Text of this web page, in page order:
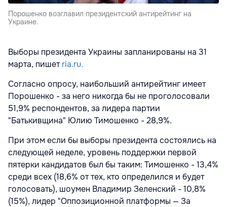
Порошенко возглавил президентский антирейтинг на
Украине.
Выборы президента Украины запланированы на 31
марта, пишетria.ru.
Согласно опросу, наибольший антирейтинг имеет
Порошенко - за него никогда бы не проголосовали
51,9% респондентов, за лидера партии
"Батькивщина" Юлию Тимошенко - 28,9%.
При этом если бы выборы президента состоялись на
следующей неделе, уровень поддержки первой
пятерки кандидатов был бы таким: Тимошенко - 13,4%
среди всех (18,6% от тех, кто определился и будет
голосовать), шоумен Владимир Зеленский - 10,8%
(15%), лидер "Оппозиционной платформы — За